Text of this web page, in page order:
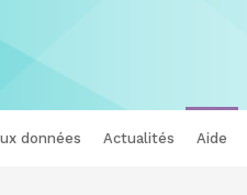
données Actualités Aide